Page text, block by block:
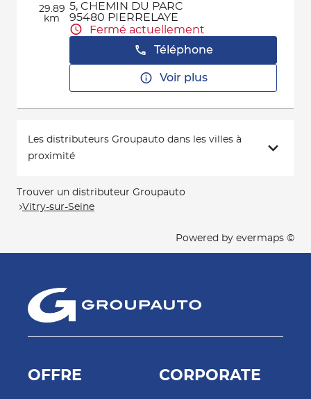
29.89
km
5, CHEMIN DU PARC
95480 PIERRELAYE
Fermé actuellement
Téléphone
Voir plus
Les distributeurs Groupauto dans les villes à
proximité
Trouver un distributeur Groupauto
Vitry-sur-Seine
Powered by evermaps ©
OFFRE CORPORATE